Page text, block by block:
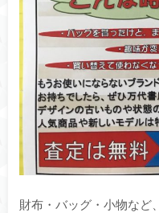
財布・バッグ・小物など